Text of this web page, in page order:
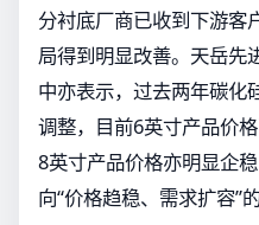
分衬底厂商已收到下游客
局得到明显改善。天岳先
中亦表示，过去两年碳化
调整，目前6英寸产品价
8英寸产品价格亦明显企
向“价格趋稳、需求扩容”